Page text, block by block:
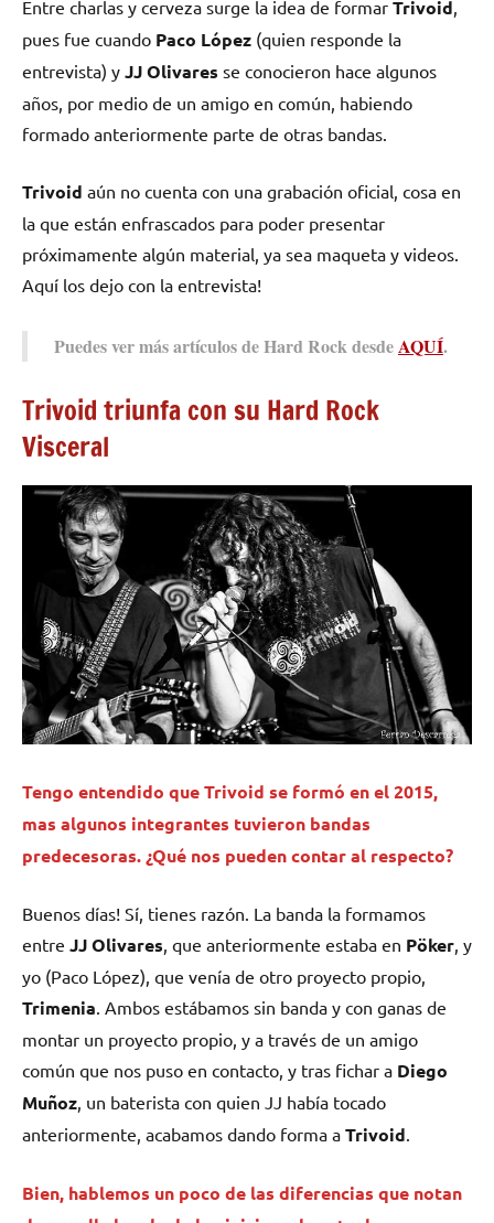
Entre charlas y cerveza surge la idea de formar Trivoid
pues fue cuando Paco López (quien responde la
entrevista) y JJ Olivares se conocieron hace algunos
años, por medio de un amigo en común, habiendo
formado anteriormente parte de otras bandas.
Trivoid aún no cuenta con una grabación oficial, cosa en
la que están enfrascados para poder presentar
próximamente algún material, ya sea maqueta y videos.
Aquí los dejo con la entrevista!
Puedes ver más artículos de Hard Rock desdeAQUÍ.
Trivoid triunfa con su Hard Rock
Visceral
Tengo entendido que Trivoid se formó en el 2015,
mas algunos integrantes tuvieron bandas
predecesoras. ¿Qué nos pueden contar al respecto?
Buenos días! Sí, tienes razón. La banda la formamos
entre JJ Olivares , que anteriormente estaba en Pöker , y
yo (Paco López), que venía de otro proyecto propio,
Trimenia . Ambos estábamos sin banda y con ganas de
montar un proyecto propio, y a través de un amigo
común que nos puso en contacto, y tras fichar a Diego
Muñoz , un baterista con quien JJ había tocado
anteriormente, acabamos dando forma a Trivoid
Bien, hablemos un poco de las diferencias que notan